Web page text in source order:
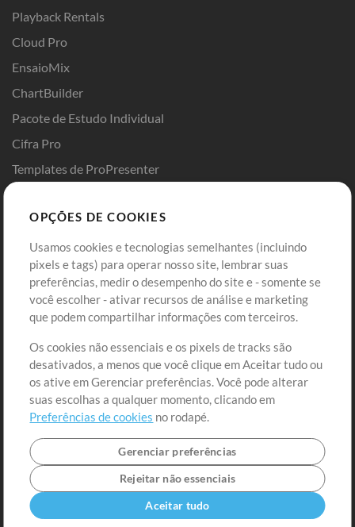
Playback Rentals
Cloud Pro
EnsaioMix
ChartBuilder
Pacote de Estudo Individual
Cifra Pro
Templates de ProPresenter
Comprar Créditos
Conteúdo Grátis
Solicite uma Música
Extras
Sessões
Envie seu conteúdo
Playlist
MT Conference
Entre
Cadastre-se
Ir ao carrinho
OPÇÕES DE COOKIES
Usamos cookies e tecnologias semelhantes (incluindo
pixels e tags) para operar nosso site, lembrar suas
preferências, medir o desempenho do site e - somente se
você escolher - ativar recursos de análise e marketing
que podem compartilhar informações com terceiros.
Os cookies não essenciais e os pixels de tracks são
desativados, a menos que você clique em Aceitar tudo ou
os ative em Gerenciar preferências. Você pode alterar
suas escolhas a qualquer momento, clicando em
Preferências de cookies no rodapé.
Gerenciar preferências
Rejeitar não essenciais
Aceitar tudo